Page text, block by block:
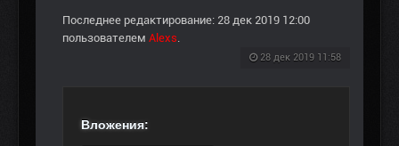
Последнее редактирование: 28 дек 2019 12:00
пользователем Alexs.
28 дек 2019 11:58
Вложения: